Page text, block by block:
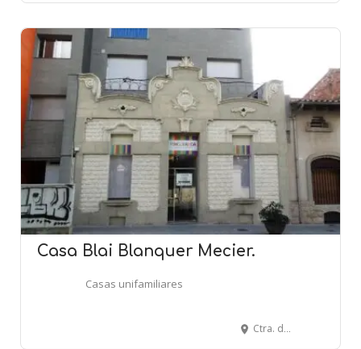
Casa Blai Blanquer Mecier.
Casas unifamiliares
Ctra. de Sentmenat, 110 - CASTELLAR DEL VALLÈS